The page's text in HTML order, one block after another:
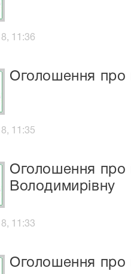
11:36
Оголошення про
11:35
Оголошення про
Володимирівну
11:33
Оголошення про